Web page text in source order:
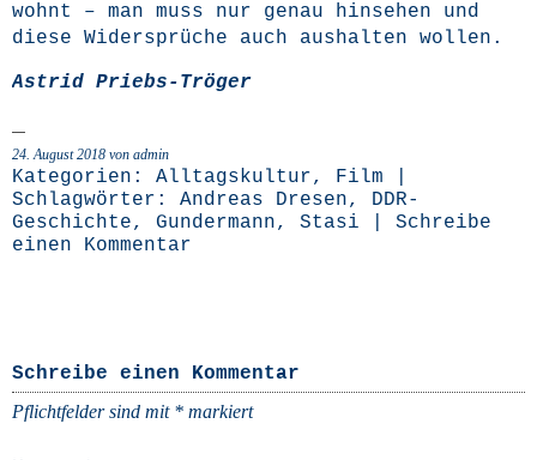
wohnt – man muss nur genau hin­se­hen und
die­se Wider­sprü­che auch aus­hal­ten wollen.
Astrid Priebs-Trö­ger
24. August 2018 von admin
Kategorien: Alltagskultur, Film
Schlagwörter: Andreas Dresen, DDR-
Geschichte, Gundermann, Stasi
Schreibe
einen Kommentar
Schreibe einen Kommentar
Pflichtfelder sind mit * markiert